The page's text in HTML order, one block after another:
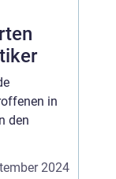
in
den
2024